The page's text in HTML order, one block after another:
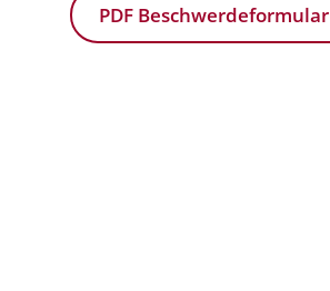
PDF Beschwerdeformular